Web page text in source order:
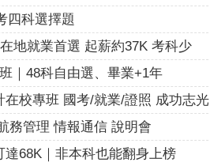
四科選擇題
地就業首選 起薪約37K 考科少
｜48科自由選、畢業+1年
在校專班 國考/就業/證照 成功志光
務管理 情報通信 說明會
達68K｜非本科也能翻身上榜